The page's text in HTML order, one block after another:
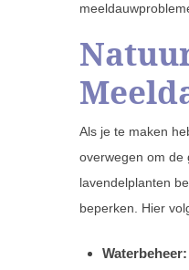
Als je te maken
overwegen om de
lavendelplanten
beperken. Hier
Waterbeheer: